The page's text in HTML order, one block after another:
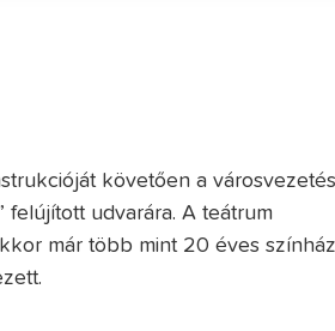
követően a városvezetés
felújított udvarára. A teátrum
már több mint 20 éves